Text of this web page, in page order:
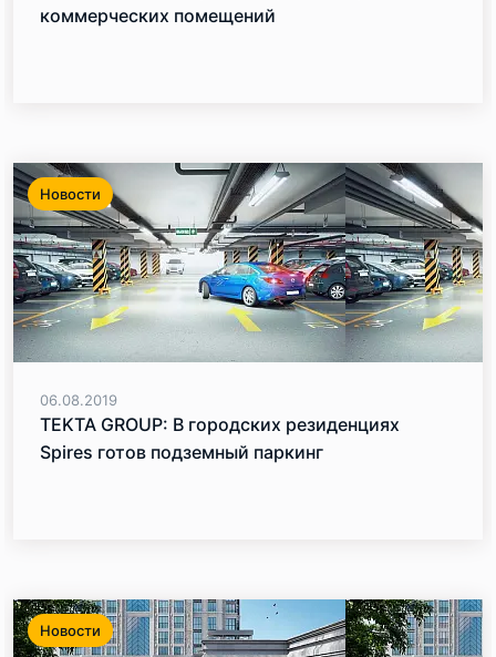
коммерческих помещений
Новости
06.08.2019
TEKTA GROUP: В городских резиденциях
Spires готов подземный паркинг
Новости